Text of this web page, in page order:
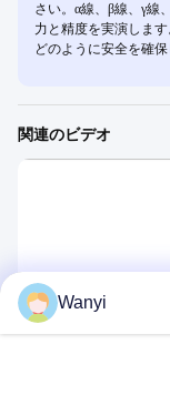
さい。α線、β線、γ線
力と精度を実演しま
どのように安全を確
関連のビデオ
放射線監視システム-GM-
ション 4Gワイヤレス伝
Wanyi